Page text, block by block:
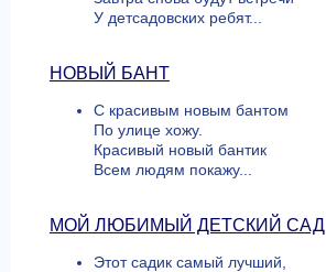
У детсадовских ребят...
НОВЫЙ БАНТ
С красивым новым бантом
По улице хожу.
Красивый новый бантик
Всем людям покажу...
МОЙ ЛЮБИМЫЙ ДЕТСКИЙ САД
Этот садик самый лучший,